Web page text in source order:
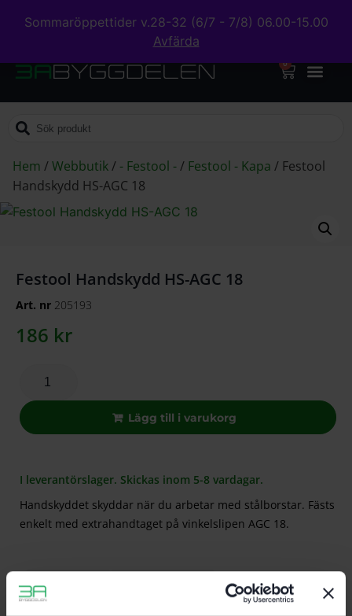
Sommaröppettider v.28-32 (6/7 - 7/8) 06.00-15.00
Avfärda
0
Hem /Webbutik/ - Festool -/ Festool - Kapa / Festool
Handskydd HS-AGC 18
Festool Handskydd HS-AGC 18
Art. nr 205193
186 kr
Lägg till i varukorg
I leverantörslager. Skickas inom 5-8 vardagar.
Handskyddet skyddar när du arbetar med stålborstar. Fästs
enkelt med extrahandtaget på vinkelslipen AGC 18.